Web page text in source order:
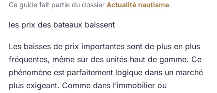
Ce guide fait partie du dossier Actualité nautisme.
les prix des bateaux baissent
Les baisses de prix importantes sont de plus en plus
fréquentes, même sur des unités haut de gamme. Ce
phénomène est parfaitement logique dans un marché
plus exigeant. Comme dans l’immobilier ou